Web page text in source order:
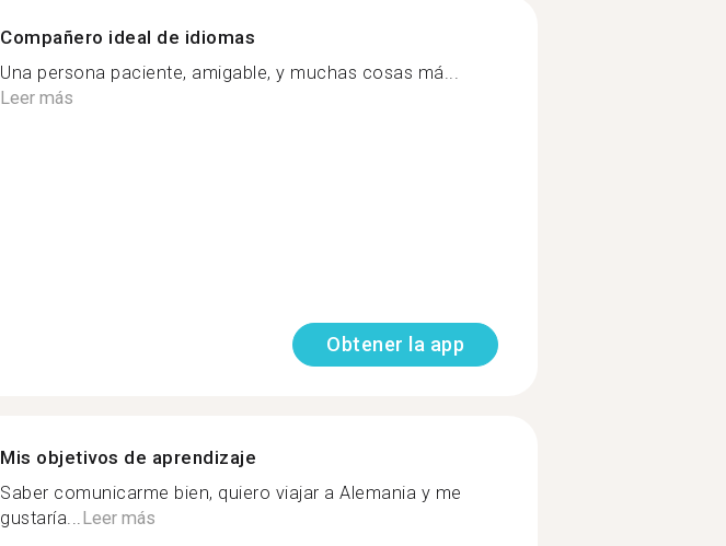
Compañero ideal de idiomas
Una persona paciente, amigable, y muchas cosas má...
Leer más
Obtener la app
Mis objetivos de aprendizaje
Saber comunicarme bien, quiero viajar a Alemania y me
gustaría...Leer más